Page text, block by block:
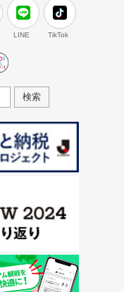
LINE TikTok
検索